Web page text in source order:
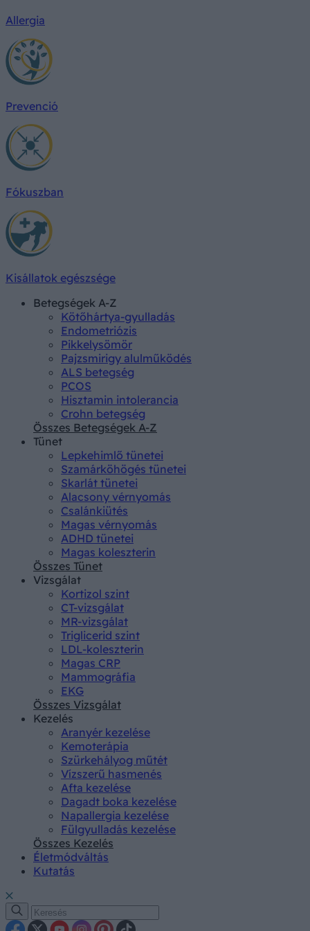
Allergia
Prevenció
Fókuszban
Kisállatok egészsége
Betegségek A-Z
Kötőhártya-gyulladás
Endometriózis
Pikkelysömör
Pajzsmirigy alulműködés
ALS betegség
PCOS
Hisztamin intolerancia
Crohn betegség
Összes Betegségek A-Z
Tünet
Lepkehimlő tünetei
Szamárköhögés tünetei
Skarlát tünetei
Alacsony vérnyomás
Csalánkiütés
Magas vérnyomás
ADHD tünetei
Magas koleszterin
Összes Tünet
Vizsgálat
Kortizol szint
CT-vizsgálat
MR-vizsgálat
Triglicerid szint
LDL-koleszterin
Magas CRP
Mammográfia
EKG
Összes Vizsgálat
Kezelés
Aranyér kezelése
Kemoterápia
Szürkehályog műtét
Vízszerű hasmenés
Afta kezelése
Dagadt boka kezelése
Napallergia kezelése
Fülgyulladás kezelése
Összes Kezelés
Életmódváltás
Kutatás